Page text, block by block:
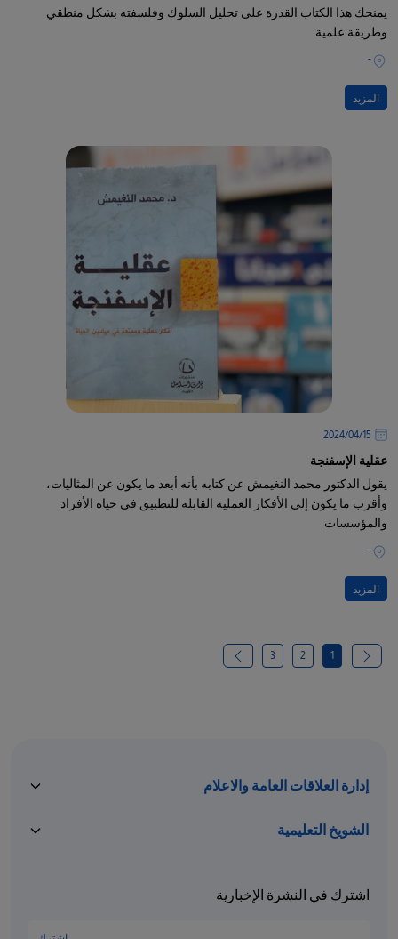
يمنحك هذا الكتاب القدرة على تحليل السلوك وفلسفته بشكل منطقي
وطريقة علمية
-
المزيد
15‏/04‏/2024
عقلية الإسفنجة
يقول الدكتور محمد النغيمش عن كتابه بأنه أبعد ما يكون عن المثاليات،
وأقرب ما يكون إلى الأفكار العملية القابلة للتطبيق في حياة الأفراد
والمؤسسات
-
المزيد
1
2
3
إدارة العلاقات العامة والاعلام
الشويخ التعليمية
اشترك في النشرة الإخبارية